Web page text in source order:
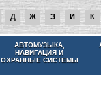
Д Ж З И К
АВТОМУЗЫКА,
НАВИГАЦИЯ И
ОХРАННЫЕ СИСТЕМЫ